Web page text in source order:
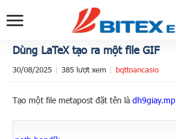
Dùng LaTeX tạo ra một file GIF
30/08/2025 385 lượt xem bqttoancasio
Tạo một file metapost đặt tên làdh9giay.mp